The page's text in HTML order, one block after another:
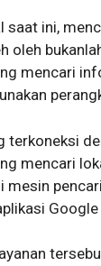
saat ini,
oleh
mencari
terkoneksi
mencari
mesin
Google